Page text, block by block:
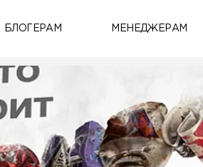
БЛОГЕРАМ МЕНЕДЖЕРАМ